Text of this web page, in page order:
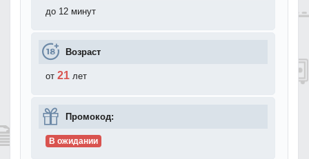
до 12 минут
Возраст
от 21 лет
Промокод:
В ожидании